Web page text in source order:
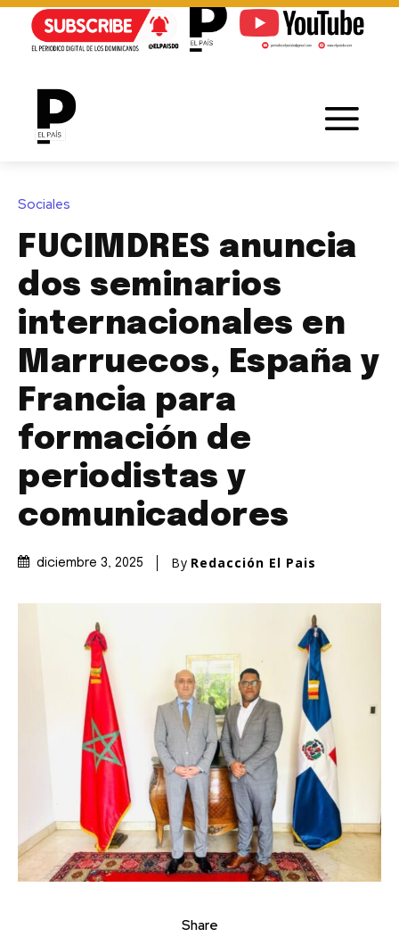
Sociales
FUCIMDRES anuncia
dos seminarios
internacionales en
Marruecos, España y
Francia para
formación de
periodistas y
comunicadores
diciembre 3, 2025 By Redacción El Pais
Share